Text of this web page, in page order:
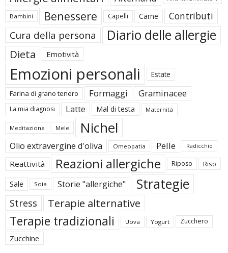
Bambini Benessere Capelli Carne Contributi
Cura della persona Diario delle allergie
Dieta Emotività
Emozioni personali Estate
Farina di grano tenero Formaggi Graminacee
La mia diagnosi Latte Mal di testa Maternità
Meditazione Mele Nichel
Olio extravergine d'oliva Omeopatia Pelle Radicchio
Reattività Reazioni allergiche Riposo Riso
Sale Soia Storie "allergiche" Strategie
Stress Terapie alternative
Terapie tradizionali Uova Yogurt Zucchero
Zucchine